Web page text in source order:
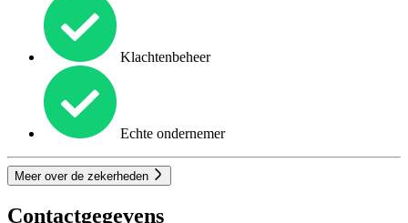
Klachtenbeheer
Echte ondernemer
Meer over de zekerheden
Contactgegevens